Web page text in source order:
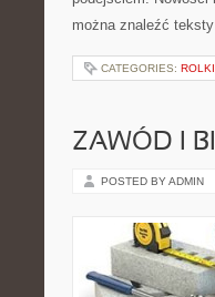
można znaleźć
CATEGORIES: ROLKI
ZAWÓD I
POSTED BY ADMIN